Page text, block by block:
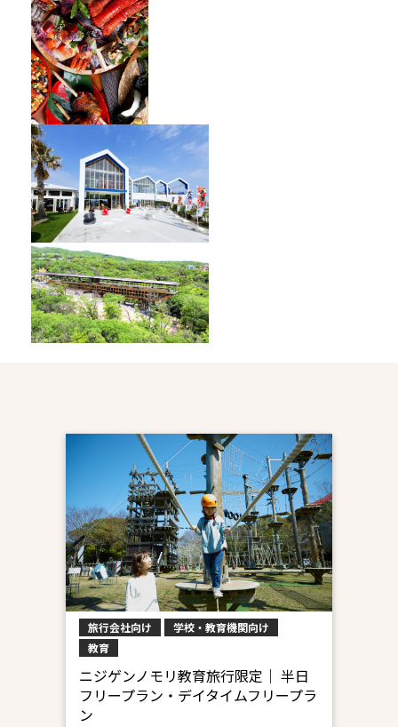
旅行会社向け
学校・教育機関向け
教育
ニジゲンノモリ教育旅行限定｜ 半日
フリープラン・デイタイムフリープラ
ン